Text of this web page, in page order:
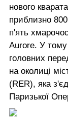
нового
приблизно
п'ять
Aurore. У тому
головних
на околиці
(RER), яка
Паризької